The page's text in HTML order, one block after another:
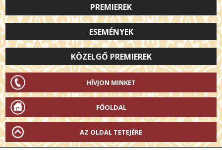
PREMIEREK
ESEMÉNYEK
KÖZELGŐ PREMIEREK
HÍVJON MINKET
FŐOLDAL
AZ OLDAL TETEJÉRE